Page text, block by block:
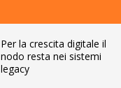
Per la crescita digitale il
nodo resta nei sistemi
legacy